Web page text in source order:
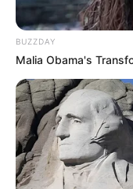
Fonte: Pinterest
BUZZDAY
Malia Obama's